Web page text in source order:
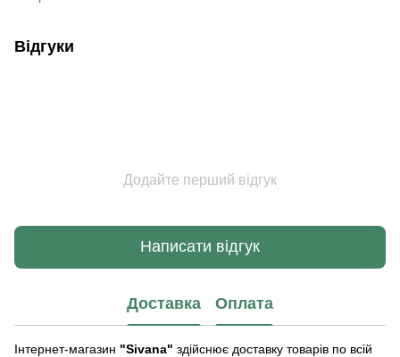
Відгуки
Додайте перший відгук
Написати відгук
Доставка Оплата
Інтернет-магазин "Sivana" здійснює доставку товарів по всій